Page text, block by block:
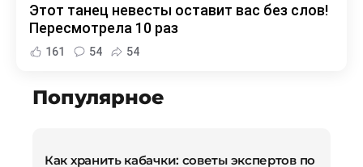
Этот танец невесты оставит вас без слов!
Пересмотрела 10 раз
161 54 54
Популярное
Как хранить кабачки: советы экспертов по